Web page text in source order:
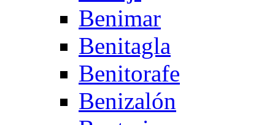
Benimar
Benitagla
Benitorafe
Benizalón